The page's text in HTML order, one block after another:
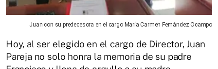
Juan con su predecesora en el cargo María Carmen Fernández Ocampo
Hoy, al ser elegido en el cargo de Director, Juan
Pareja no solo honra la memoria de su padre